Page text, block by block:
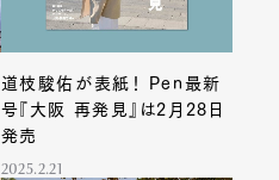
道枝駿佑が表紙！ Pen最新
号『大阪 再発見』は2月28日
発売
2025.2.21